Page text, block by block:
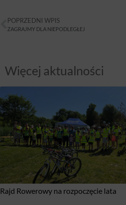
POPRZEDNI WPIS
ZAGRAJMY DLA NIEPODLEGŁEJ
Więcej aktualności
Rajd Rowerowy na rozpoczęcie lata